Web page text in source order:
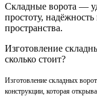
Складные ворота —
простоту,
пространства.
Изготовление
сколько стоит?
Изготовление складных
конструкции, которая